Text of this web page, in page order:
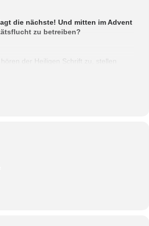
die nächste! Und mitten im Advent
zu betreiben?
der Heiligen Schrift zu, stellen
ein.